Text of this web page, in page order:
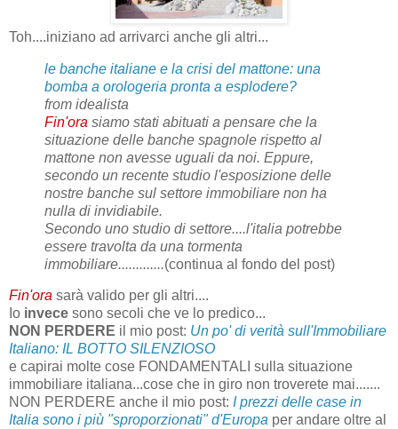
Toh....iniziano ad arrivarci anche gli altri...
le banche italiane e la crisi del mattone: una
bomba a orologeria pronta a esplodere?
from idealista
Fin'ora siamo stati abituati a pensare che la
situazione delle banche spagnole rispetto al
mattone non avesse uguali da noi. Eppure,
secondo un recente studio l'esposizione delle
nostre banche sul settore immobiliare non ha
nulla di invidiabile.
Secondo uno studio di settore....l'italia potrebbe
essere travolta da una tormenta
immobiliare.............(continua al fondo del post)
Fin'ora sarà valido per gli altri....
Io invece sono secoli che ve lo predico...
NON PERDERE il mio post: Un po' di verità sull'Immobiliare
Italiano: IL BOTTO SILENZIOSO
e capirai molte cose FONDAMENTALI sulla situazione
immobiliare italiana...cose che in giro non troverete mai.......
NON PERDERE anche il mio post: I prezzi delle case in
Italia sono i più "sproporzionati" d'Europa per andare oltre al